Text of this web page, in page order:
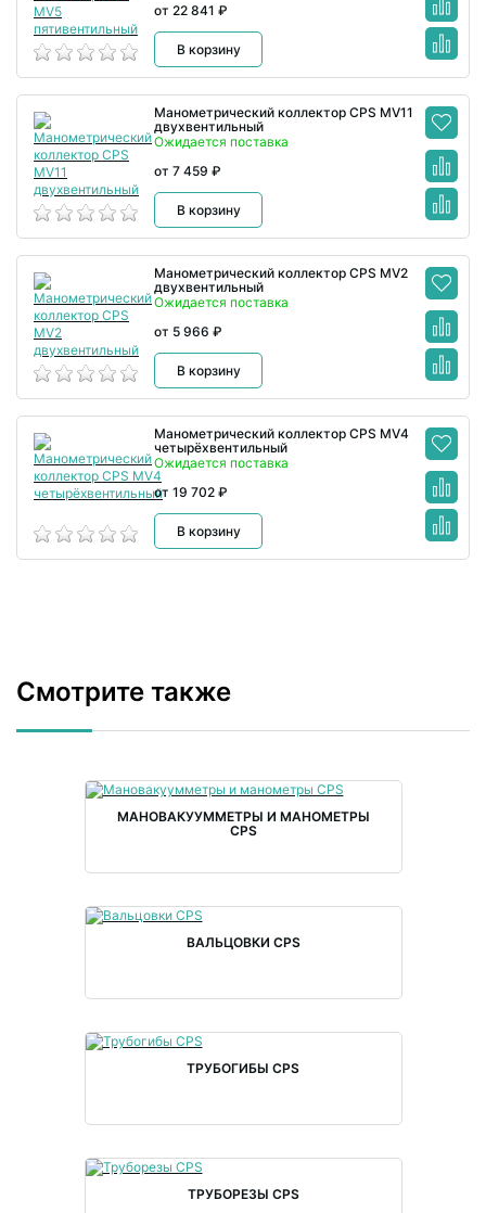
от 22 841 ₽
В корзину
Манометрический коллектор CPS MV11
двухвентильный
Ожидается поставка
от 7 459 ₽
В корзину
Манометрический коллектор CPS MV2
двухвентильный
Ожидается поставка
от 5 966 ₽
В корзину
Манометрический коллектор CPS MV4
четырёхвентильный
Ожидается поставка
от 19 702 ₽
В корзину
Смотрите также
МАНОВАКУУММЕТРЫ И МАНОМЕТРЫ
CPS
ВАЛЬЦОВКИ CPS
ТРУБОГИБЫ CPS
ТРУБОРЕЗЫ CPS